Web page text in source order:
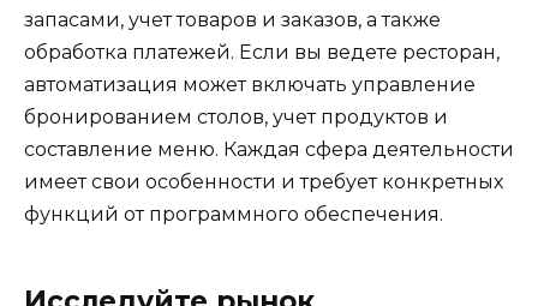
запасами, учет товаров и заказов, а также
обработка платежей. Если вы ведете ресторан,
автоматизация может включать управление
бронированием столов, учет продуктов и
составление меню. Каждая сфера деятельности
имеет свои особенности и требует конкретных
функций от программного обеспечения.